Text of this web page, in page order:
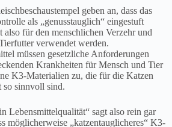
geben an, dass das
als „genusstauglich“ eingestuft
also für den menschlichen Verzehr und
verwendet werden.
müssen gesetzliche Anforderungen
Krankheiten für Mensch und Tier
K3-Materialien zu, die für die Katzen
so sinnvoll sind.
Lebensmittelqualität“ sagt also rein gar
möglicherweise „katzentauglicheres“ K3-